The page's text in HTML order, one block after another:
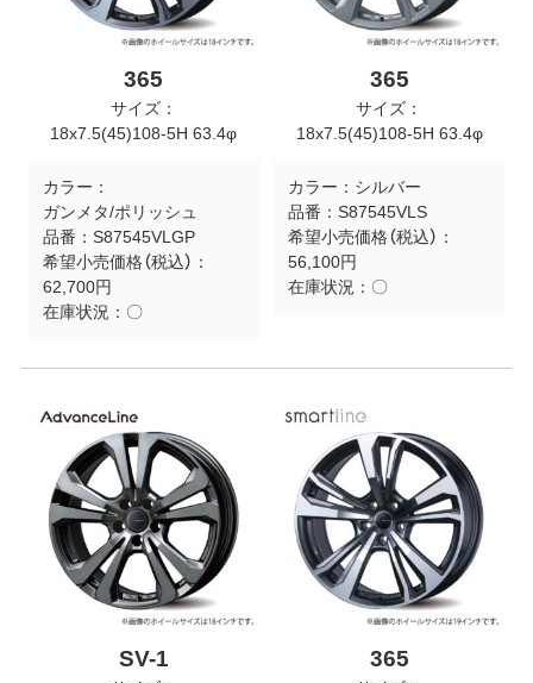
365
サイズ：
18x7.5(45)108-5H 63.4φ
カラー：
ガンメタ/ポリッシュ
品番： S87545VLGP
希望小売価格（税込）：
62,700円
在庫状況： 〇
365
サイズ：
18x7.5(45)108-5H 63.4φ
カラー： シルバー
品番： S87545VLS
希望小売価格（税込）：
56,100円
在庫状況： 〇
SV-1 365